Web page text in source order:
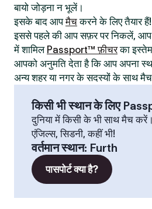
बायो जोड़ना न भूलें।
इसके बाद आपमैचकरने के लिए तैयार हैं!
इससे पहले की आप सफ़र पर निकलें, आप
में शामिल Passport™ फ़ीचरका
आपको अनुमति देता है कि आप अपना
अन्य शहर या नगर के सदस्यों के साथ
किसी भी स्थान के लिए
दुनिया में किसी के भी साथ मैच
एंजिल्स, सिडनी, कहीं भी!
वर्तमान स्थान: Furth
पासपोर्ट क्या है?